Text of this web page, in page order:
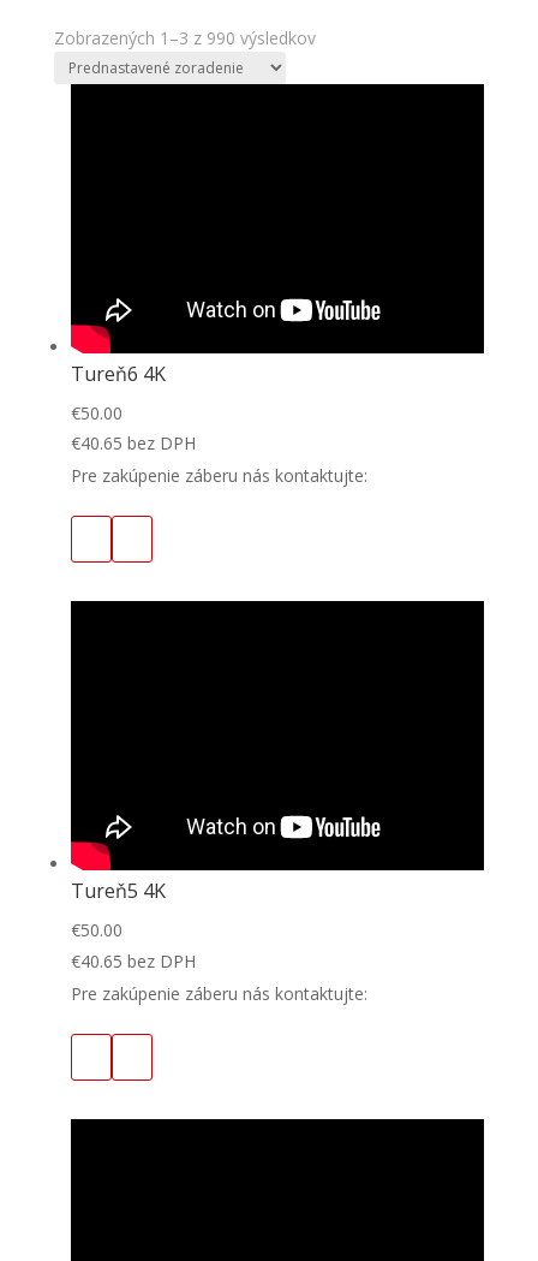
Zobrazených 1–3 z 990 výsledkov
Tureň6 4K
€50.00
€40.65 bez DPH
Pre zakúpenie záberu nás kontaktujte:
Tureň5 4K
€50.00
€40.65 bez DPH
Pre zakúpenie záberu nás kontaktujte: